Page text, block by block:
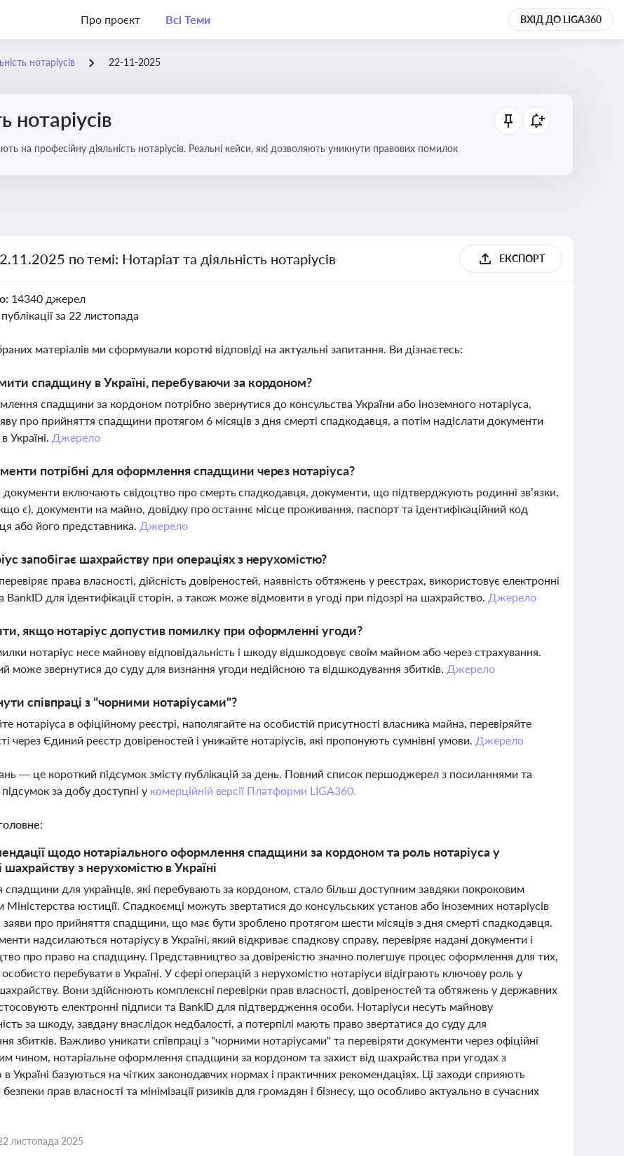
Про проєкт Всі Теми ВХІД ДО LIGA360
нотаріусів 22-11-2025
нотаріусів
на професійну діяльність нотаріусів. Реальні кейси, які дозволяють уникнути правових помилок
по темі: Нотаріат та діяльність нотаріусів ЕКСПОРТ
14340 джерел
за 22 листопада
матеріалів ми сформували короткі відповіді на актуальні запитання. Ви дізнаєтесь:
спадщину в Україні, перебуваючи за кордоном?
спадщини за кордоном потрібно звернутися до консульства України або іноземного нотаріуса,
про прийняття спадщини протягом 6 місяців з дня смерті спадкодавця, а потім надіслати документи
Україні. Джерело
потрібні для оформлення спадщини через нотаріуса?
документи включають свідоцтво про смерть спадкодавця, документи, що підтверджують родинні зв’язки,
є), документи на майно, довідку про останнє місце проживання, паспорт та ідентифікаційний код
або його представника. Джерело
запобігає шахрайству при операціях з нерухомістю?
права власності, дійсність довіреностей, наявність обтяжень у реєстрах, використовує електронні
BankID для ідентифікації сторін, а також може відмовити в угоді при підозрі на шахрайство. Джерело
якщо нотаріус допустив помилку при оформленні угоди?
нотаріус несе майнову відповідальність і шкоду відшкодовує своїм майном або через страхування.
може звернутися до суду для визнання угоди недійсною та відшкодування збитків. Джерело
співпраці з "чорними нотаріусами"?
нотаріуса в офіційному реєстрі, наполягайте на особистій присутності власника майна, перевіряйте
через Єдиний реєстр довіреностей і уникайте нотаріусів, які пропонують сумнівні умови. Джерело
— це короткий підсумок змісту публікацій за день. Повний список першоджерел з посиланнями та
за добу доступні у комерційній версії Платформи LIGA360.
щодо нотаріального оформлення спадщини за кордоном та роль нотаріуса у
шахрайству з нерухомістю в Україні
для українців, які перебувають за кордоном, стало більш доступним завдяки покроковим
Міністерства юстиції. Спадкоємці можуть звертатися до консульських установ або іноземних нотаріусів
про прийняття спадщини, що має бути зроблено протягом шести місяців з дня смерті спадкодавця.
надсилаються нотаріусу в Україні, який відкриває спадкову справу, перевіряє надані документи і
про право на спадщину. Представництво за довіреністю значно полегшує процес оформлення для тих,
перебувати в Україні. У сфері операцій з нерухомістю нотаріуси відіграють ключову роль у
Вони здійснюють комплексні перевірки прав власності, довіреностей та обтяжень у державних
електронні підписи та BankID для підтвердження особи. Нотаріуси несуть майнову
за шкоду, завдану внаслідок недбалості, а потерпілі мають право звертатися до суду для
збитків. Важливо уникати співпраці з "чорними нотаріусами" та перевіряти документи через офіційні
чином, нотаріальне оформлення спадщини за кордоном та захист від шахрайства при угодах з
Україні базуються на чітких законодавчих нормах і практичних рекомендаціях. Ці заходи сприяють
прав власності та мінімізації ризиків для громадян і бізнесу, що особливо актуально в сучасних
листопада 2025